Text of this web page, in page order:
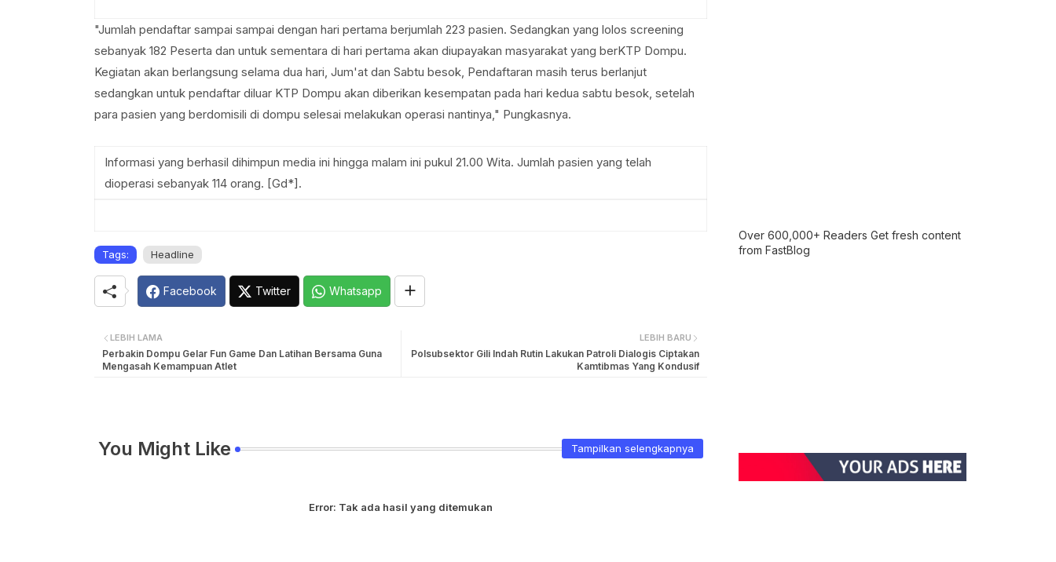
"Jumlah pendaftar sampai sampai dengan hari pertama berjumlah 223 pasien. Sedangkan yang lolos screening
sebanyak 182 Peserta dan untuk sementara di hari pertama akan diupayakan masyarakat yang berKTP Dompu.
Kegiatan akan berlangsung selama dua hari, Jum'at dan Sabtu besok, Pendaftaran masih terus berlanjut
sedangkan untuk pendaftar diluar KTP Dompu akan diberikan kesempatan pada hari kedua sabtu besok, setelah
para pasien yang berdomisili di dompu selesai melakukan operasi nantinya," Pungkasnya.
Informasi yang berhasil dihimpun media ini hingga malam ini pukul 21.00 Wita. Jumlah pasien yang telah
dioperasi sebanyak 114 orang. [Gd*].
Tags: Headline
Facebook Twitter Whatsapp
LEBIH BARU
Polsubsektor Gili Indah Rutin Lakukan Patroli Dialogis Ciptakan
Kamtibmas Yang Kondusif
LEBIH LAMA
Perbakin Dompu Gelar Fun Game Dan Latihan Bersama Guna
Mengasah Kemampuan Atlet
You Might Like Tampilkan selengkapnya
Error: Tak ada hasil yang ditemukan
Over 600,000+ Readers Get fresh content
from FastBlog